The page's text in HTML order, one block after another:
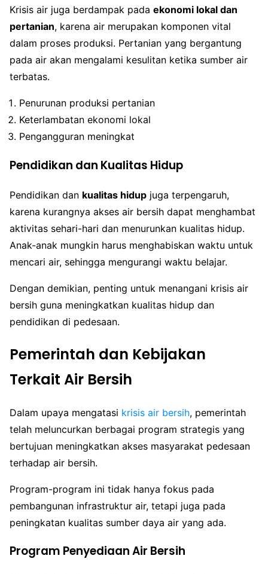
Krisis air juga berdampak pada ekonomi lokal dan
pertanian, karena air merupakan komponen vital
dalam proses produksi. Pertanian yang bergantung
pada air akan mengalami kesulitan ketika sumber air
terbatas.
Penurunan produksi pertanian
Keterlambatan ekonomi lokal
Pengangguran meningkat
Pendidikan dan Kualitas Hidup
Pendidikan dan kualitas hidup juga terpengaruh,
karena kurangnya akses air bersih dapat menghambat
aktivitas sehari-hari dan menurunkan kualitas hidup.
Anak-anak mungkin harus menghabiskan waktu untuk
mencari air, sehingga mengurangi waktu belajar.
Dengan demikian, penting untuk menangani krisis air
bersih guna meningkatkan kualitas hidup dan
pendidikan di pedesaan.
Pemerintah dan Kebijakan
Terkait Air Bersih
Dalam upaya mengatasi krisis air bersih, pemerintah
telah meluncurkan berbagai program strategis yang
bertujuan meningkatkan akses masyarakat pedesaan
terhadap air bersih.
Program-program ini tidak hanya fokus pada
pembangunan infrastruktur air, tetapi juga pada
peningkatan kualitas sumber daya air yang ada.
Program Penyediaan Air Bersih